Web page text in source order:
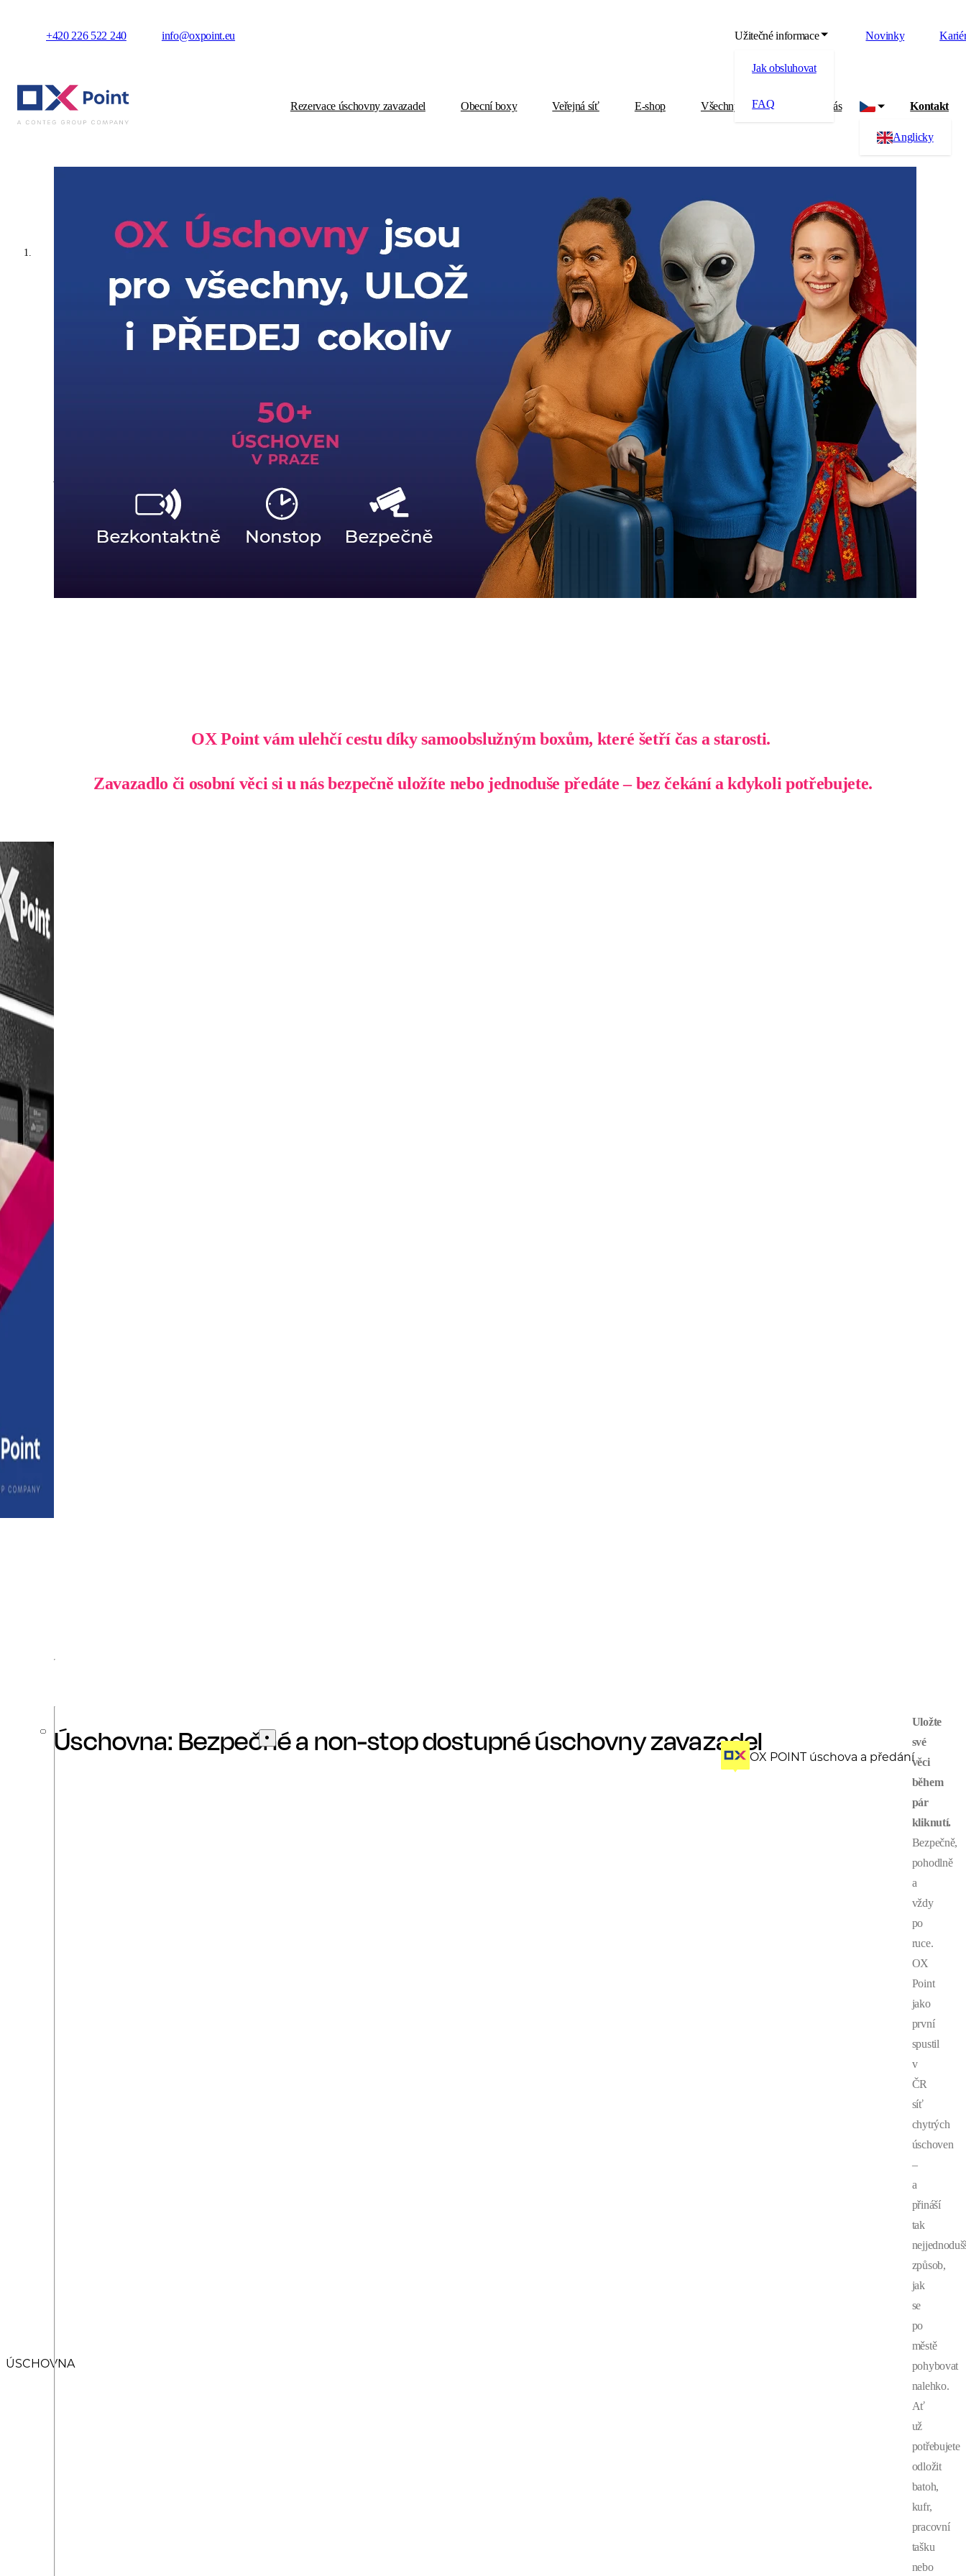
+420 226 522 240 info@oxpoint.eu Užitečné informace
Jak obsluhovat
FAQ
Novinky
Rezervace úschovny zavazadel Obecní boxy Veřejná síť E-shop Všechny produkty O nás
Anglicky
Kontakt
SLUŽBY
PŘEDÁNÍ
ÚSCHOVNY
OX Point vám ulehčí cestu díky samoobslužným boxům, které šetří čas a starosti.
Zavazadlo či osobní věci si u nás bezpečně uložíte nebo jednoduše předáte – bez čekání a kdykoli potřebujete.
OX POINT úschova a předání
ÚSCHOVNA
Úschovna: Bezpečné a non-stop dostupné úschovny zavazadel
Uložte
své
věci
během
pár
kliknutí.
Bezpečně,
pohodlně
a
vždy
po
ruce.
OX
Point
jako
první
spustil
v
ČR
síť
chytrých
úschoven
–
a
přináší
tak
způsob,
jak
se
po
městě
pohybovat
nalehko.
Ať
už
potřebujete
odložit
batoh,
kufr,
pracovní
tašku
nebo